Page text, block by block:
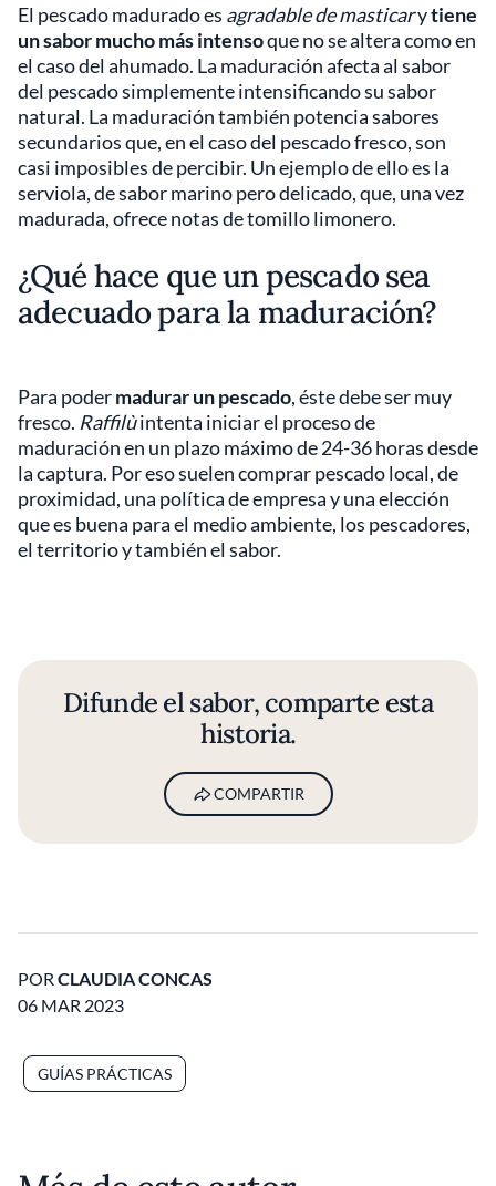
El pescado madurado es agradable de masticarytiene
un sabor mucho más intensoque no se altera como en
el caso del ahumado. La maduración afecta al sabor
del pescado simplemente intensificando su sabor
natural. La maduración también potencia sabores
secundarios que, en el caso del pescado fresco, son
casi imposibles de percibir. Un ejemplo de ello es la
serviola, de sabor marino pero delicado, que, una vez
madurada, ofrece notas de tomillo limonero.
¿Qué hace que un pescado sea
adecuado para la maduración?
Para podermadurar un pescado, éste debe ser muy
fresco. Raffilùintenta iniciar el proceso de
maduración en un plazo máximo de 24-36 horas desde
la captura. Por eso suelen comprar pescado local, de
proximidad, una política de empresa y una elección
que es buena para el medio ambiente, los pescadores,
el territorio y también el sabor.
Difunde el sabor, comparte esta
historia.
COMPARTIR
POR CLAUDIA CONCAS
06 MAR 2023
GUÍAS PRÁCTICAS